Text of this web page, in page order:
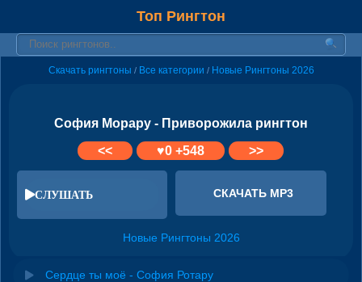
Топ Рингтон
Скачать рингтоны / Все категории / Новые Рингтоны 2026
София Морару - Приворожила рингтон
<<
♥0+548 >>
СЛУШАТЬ СКАЧАТЬ MP3
Новые Рингтоны 2026
Сердце ты моё - София Ротару